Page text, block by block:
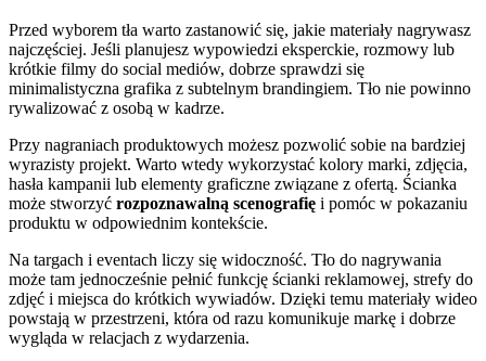
Przed wyborem tła warto zastanowić się, jakie materiały nagrywasz
najczęściej. Jeśli planujesz wypowiedzi eksperckie, rozmowy lub
krótkie filmy do social mediów, dobrze sprawdzi się
minimalistyczna grafika z subtelnym brandingiem. Tło nie powinno
rywalizować z osobą w kadrze.
Przy nagraniach produktowych możesz pozwolić sobie na bardziej
wyrazisty projekt. Warto wtedy wykorzystać kolory marki, zdjęcia,
hasła kampanii lub elementy graficzne związane z ofertą. Ścianka
może stworzyć rozpoznawalną scenografię i pomóc w pokazaniu
produktu w odpowiednim kontekście.
Na targach i eventach liczy się widoczność. Tło do nagrywania
może tam jednocześnie pełnić funkcję ścianki reklamowej, strefy do
zdjęć i miejsca do krótkich wywiadów. Dzięki temu materiały wideo
powstają w przestrzeni, która od razu komunikuje markę i dobrze
wygląda w relacjach z wydarzenia.